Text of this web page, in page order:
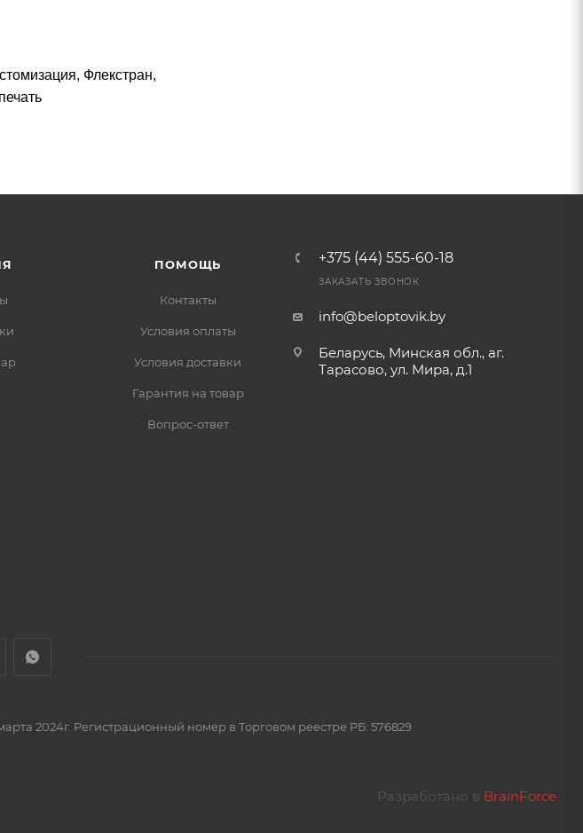
Флекстран,
ПОМОЩЬ
Контакты
Условия оплаты
Условия доставки
Гарантия на товар
Вопрос-ответ
+375 (44) 555-60-18
ЗАКАЗАТЬ ЗВОНОК
info@beloptovik.by
Беларусь, Минская обл., аг.
Тарасово, ул. Мира, д.1
2024г. Регистрационный номер в Торговом реестре РБ: 576829
Разработано в BrainForce